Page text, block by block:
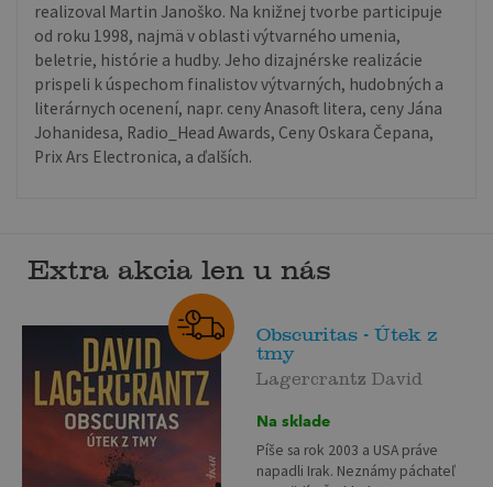
realizoval Martin Janoško. Na knižnej tvorbe participuje
od roku 1998, najmä v oblasti výtvarného umenia,
beletrie, histórie a hudby. Jeho dizajnérske realizácie
prispeli k úspechom finalistov výtvarných, hudobných a
literárnych ocenení, napr. ceny Anasoft litera, ceny Jána
Johanidesa, Radio_Head Awards, Ceny Oskara Čepana,
Prix Ars Electronica, a ďalších.
Extra akcia len u nás
Obscuritas - Útek z
tmy
Lagercrantz David
Na sklade
Píše sa rok 2003 a USA práve
napadli Irak. Neznámy páchateľ